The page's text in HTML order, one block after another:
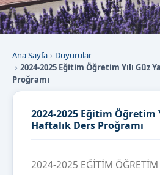
Ana Sayfa
Duyurular
2024-2025 Eğitim Öğretim Yılı Güz
Proğramı
2024-2025 Eğitim Öğretim
Haftalık Ders Proğramı
2024-2025 EĞİTİM ÖĞRETİM